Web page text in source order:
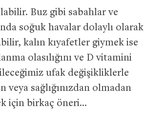
Buz gibi sabahlar ve
soğuk havalar dolaylı olarak
kalın kıyafetler giymek ise
olasılığını ve D vitamini
ufak değişikliklerle
sağlığınızdan olmadan
için birkaç öneri…